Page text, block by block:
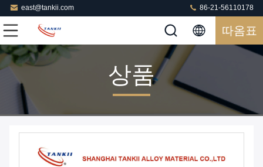
east@tankii.com 86-21-56110178
따옴표
상품